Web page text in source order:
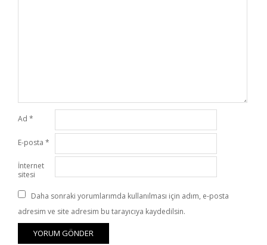
Ad *
E-posta *
İnternet
sitesi
Daha sonraki yorumlarımda kullanılması için adım, e-posta
adresim ve site adresim bu tarayıcıya kaydedilsin.